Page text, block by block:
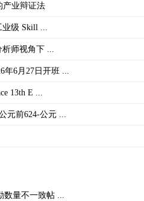
产业辩证法
级 Skill ...
师视角下 ...
6月27日开班 ...
13th E ...
元前624-公元 ...
量不一致帖 ...